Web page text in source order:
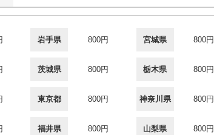
岩手県 800円 宮城県 800円
茨城県 800円 栃木県 800円
東京都 800円 神奈川県 800円
福井県 800円 山梨県 800円